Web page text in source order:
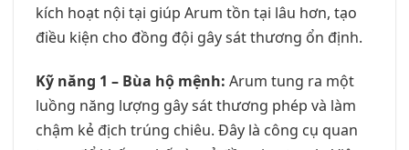
kích hoạt nội tại giúp Arum tồn tại lâu hơn, tạo
điều kiện cho đồng đội gây sát thương ổn định.
Kỹ năng 1 – Bùa hộ mệnh: Arum tung ra một
luồng năng lượng gây sát thương phép và làm
chậm kẻ địch trúng chiêu. Đây là công cụ quan